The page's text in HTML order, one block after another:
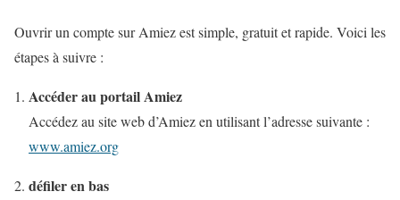
Ouvrir un compte sur Amiez est simple, gratuit et rapide. Voici les
étapes à suivre :
Accéder au portail Amiez
Accédez au site web d’Amiez en utilisant l’adresse suivante :
www.amiez.org
défiler en bas